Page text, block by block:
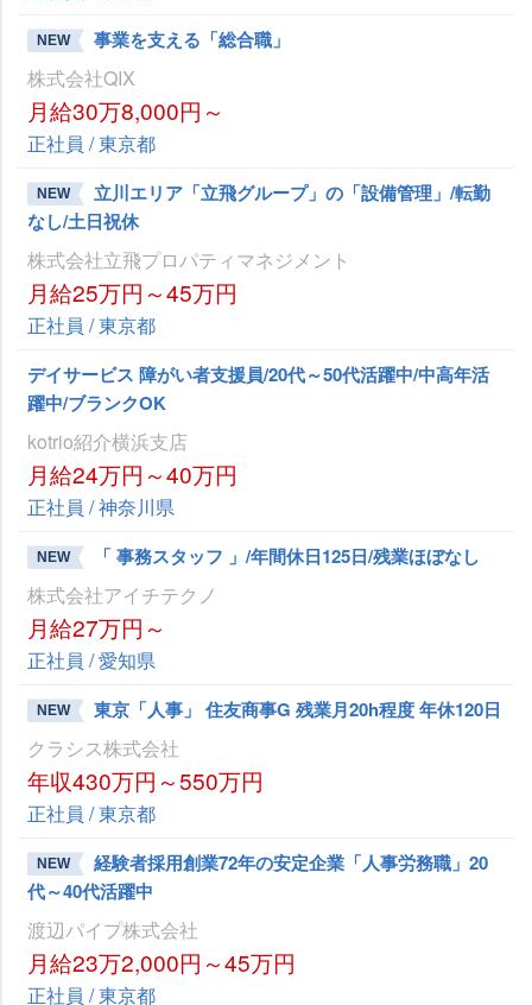
NEW 事業を支える「総合職」
株式会社QIX
月給30万8,000円～
正社員 / 東京都
NEW
立川エリア「立飛グループ」の「設備管理」/転勤
なし/土日祝休
株式会社立飛プロパティマネジメント
月給25万円～45万円
正社員 / 東京都
デイサービス 障がい者支援員/20代～50代活躍中/中高年活
躍中/ブランクOK
kotrio紹介横浜支店
月給24万円～40万円
正社員 / 神奈川県
NEW 「 事務スタッフ 」/年間休日125日/残業ほぼなし
株式会社アイチテクノ
月給27万円～
正社員 / 愛知県
NEW 東京「人事」 住友商事G 残業月20h程度 年休120日
クラシス株式会社
年収430万円～550万円
正社員 / 東京都
NEW
経験者採用創業72年の安定企業「人事労務職」20
代～40代活躍中
渡辺パイプ株式会社
月給23万2,000円～45万円
正社員 / 東京都